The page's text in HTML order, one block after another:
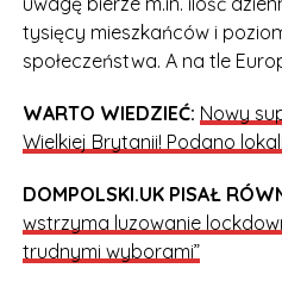
tysięcy mieszkańców i
społeczeństwa. A na tle
WARTO WIEDZIEĆ: Nowy
Wielkiej Brytanii! Podano
DOMPOLSKI.UK PISAŁ
wstrzyma luzowanie
trudnymi wyborami”